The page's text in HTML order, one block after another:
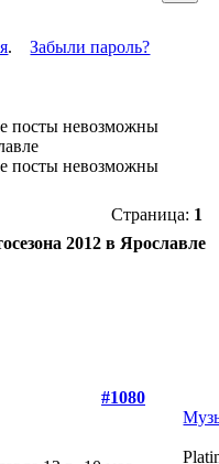
.Забыли пароль?
Страница: 1
2012 в Ярославле
#1080